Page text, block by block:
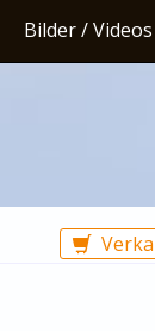
Bilder / Videos